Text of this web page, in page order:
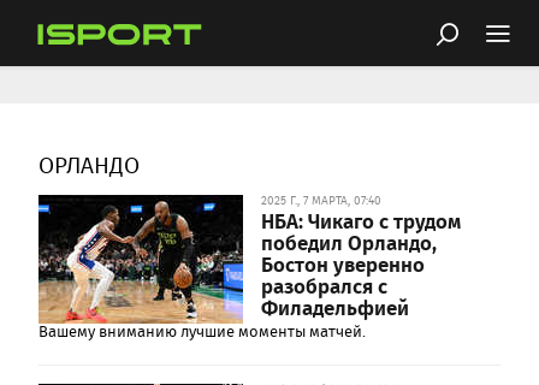
ОРЛАНДО
2025 Г., 7 МАРТА, 07:40
НБА: Чикаго с трудом
победил Орландо,
Бостон уверенно
разобрался с
Филадельфией
Вашему вниманию лучшие моменты матчей.